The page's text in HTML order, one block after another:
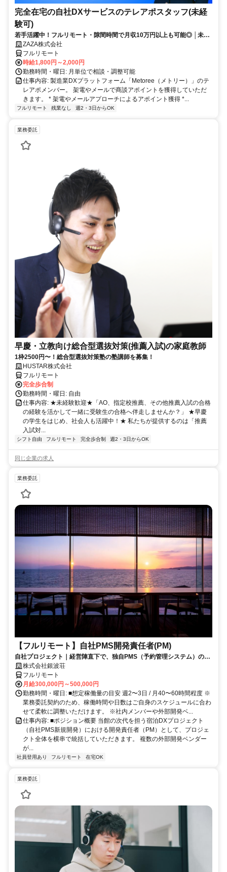
完全在宅の自社DXサービスのテレアポスタッフ(未経
験可)
若手活躍中！フルリモート・隙間時間で月収10万円以上も可能◎ │未経
験からインサイドセールスに挑戦
ZAZA株式会社
フルリモート
時給1,800円～2,000円
勤務時間・曜日: 月単位で相談・調整可能
仕事内容: 製造業DXプラットフォーム「Metoree（メトリー）」のテ
レアポメンバー。 架電やメールで商談アポイントを獲得していただ
きます。 * 架電やメールアプローチによるアポイント獲得 *...
フルリモート 残業なし 週2・3日からOK
業務委託
早慶・立教向け総合型選抜対策(推薦入試)の家庭教師
1枠2500円〜！総合型選抜対策塾の塾講師を募集！
HUSTAR株式会社
フルリモート
完全歩合制
勤務時間・曜日: 自由
仕事内容: ★未経験歓迎★「AO、指定校推薦、その他推薦入試の合格
の経験を活かして一緒に受験生の合格へ伴走しませんか？」 ★早慶
の学生をはじめ、社会人も活躍中！★ 私たちが提供するのは「推薦
入試対...
シフト自由 フルリモート 完全歩合制 週2・3日からOK
同じ企業の求人
業務委託
【フルリモート】自社PMS開発責任者(PM)
自社プロジェクト｜経営陣直下で、独自PMS（予約管理システム）の新
規開発を統括
株式会社銀波荘
フルリモート
月給300,000円～500,000円
勤務時間・曜日: ■想定稼働量の目安 週2〜3日 / 月40〜60時間程度 ※
業務委託契約のため、稼働時間や日数はご自身のスケジュールに合わ
せて柔軟に調整いただけます。 ※社内メンバーや外部開発ベ...
仕事内容: ■ポジション概要 当館の次代を担う宿泊DXプロジェクト
（自社PMS新規開発）における開発責任者（PM）として、プロジェ
クト全体を横串で統括していただきます。 複数の外部開発ベンダー
が...
社員登用あり フルリモート 在宅OK
業務委託